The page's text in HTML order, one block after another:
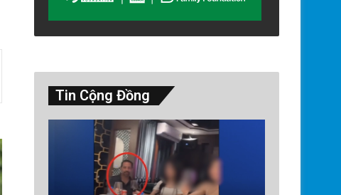
Tin Cộng Đồng